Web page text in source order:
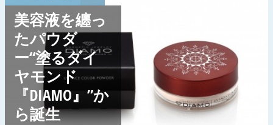
美容液を纏っ
たパウダ
ー“塗るダイ
ヤモンド
『DIAMO』”か
ら誕生